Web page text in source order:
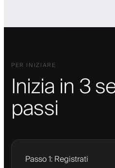
PER INIZIARE
Inizia in 3
passi
Passo 1: Registrati